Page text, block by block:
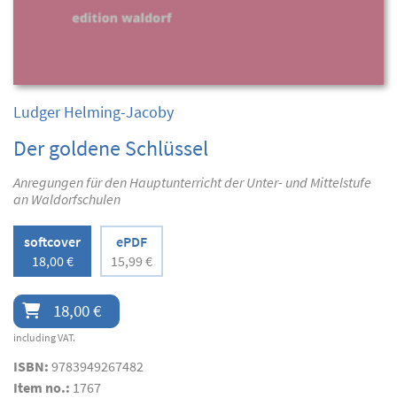
Ludger Helming-Jacoby
Der goldene Schlüssel
Anregungen für den Hauptunterricht der Unter- und Mittelstufe
an Waldorfschulen
softcover
18,00 €
ePDF
15,99 €
18,00 €
including VAT.
ISBN: 9783949267482
Item no.: 1767